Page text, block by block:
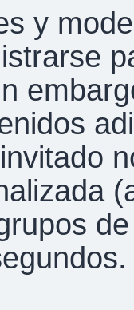
y